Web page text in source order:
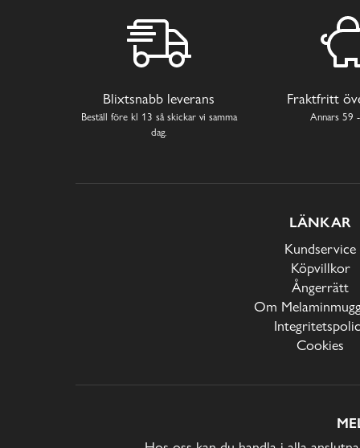
Blixtsnabb leverans
Beställ före kl 13 så skickar vi samma
dag.
Fraktfritt
Annars 59
LÄNKAR
Kundservice
Köpvillkor
Ångerrätt
Om
Cookies